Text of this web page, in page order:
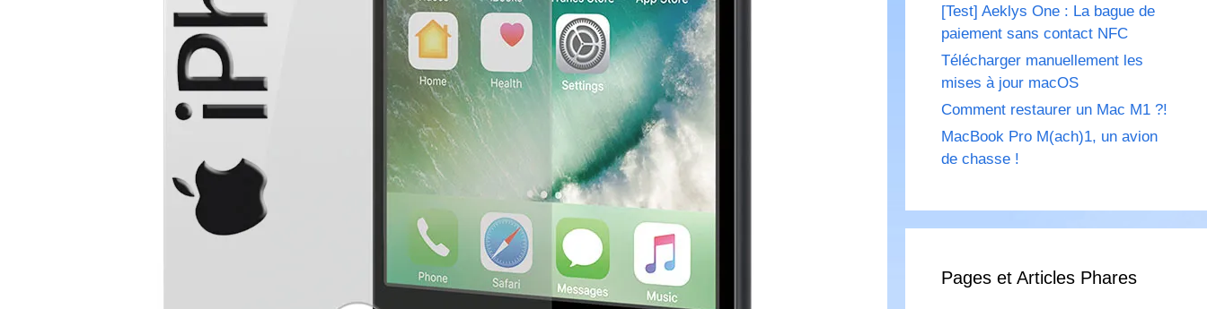
[Test] Aeklys One : La bague de
paiement sans contact NFC
Télécharger manuellement les
mises à jour macOS
Comment restaurer un Mac M1 ?!
MacBook Pro M(ach)1, un avion
de chasse !
Pages et Articles Phares